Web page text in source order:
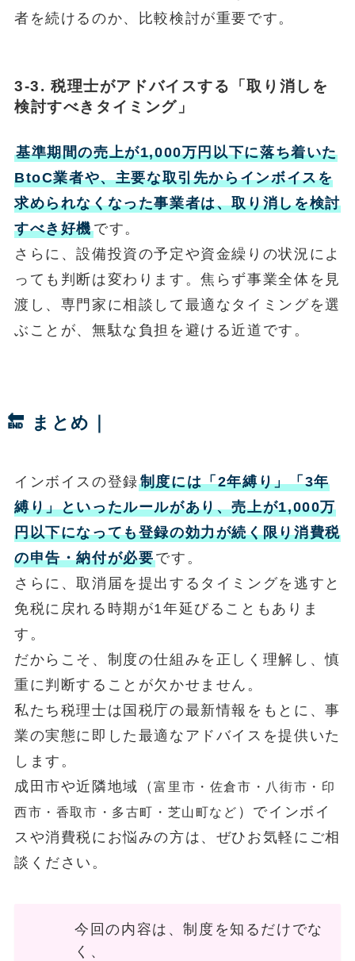
者を続けるのか、比較検討が重要です。
3-3. 税理士がアドバイスする「取り消しを
検討すべきタイミング」
基準期間の売上が1,000万円以下に落ち着いた
BtoC業者や、主要な取引先からインボイスを
求められなくなった事業者は、取り消しを検討
すべき好機です。
さらに、設備投資の予定や資金繰りの状況によ
っても判断は変わります。焦らず事業全体を見
渡し、専門家に相談して最適なタイミングを選
ぶことが、無駄な負担を避ける近道です。
🔚 まとめ｜
インボイスの登録制度には「2年縛り」「3年
縛り」といったルールがあり、売上が1,000万
円以下になっても登録の効力が続く限り消費税
の申告・納付が必要です。
さらに、取消届を提出するタイミングを逃すと
免税に戻れる時期が1年延びることもありま
す。
だからこそ、制度の仕組みを正しく理解し、慎
重に判断することが欠かせません。
私たち税理士は国税庁の最新情報をもとに、事
業の実態に即した最適なアドバイスを提供いた
します。
成田市や近隣地域（富里市・佐倉市・八街市・印
西市・香取市・多古町・芝山町など ）でインボイ
スや消費税にお悩みの方は、ぜひお気軽にご相
談ください。
今回の内容は、制度を知るだけでな
く、